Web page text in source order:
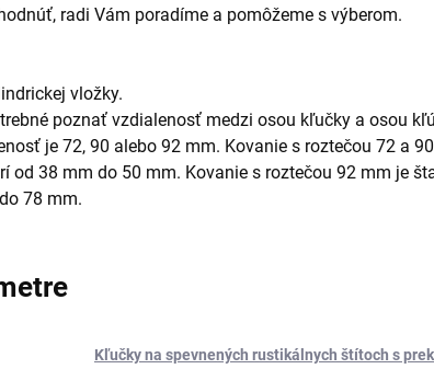
radi Vám poradíme a pomôžeme s výberom.
vložky.
poznať vzdialenosť medzi osou kľučky a osou
je 72, 90 alebo 92 mm. Kovanie s roztečou 72 a
od 38 mm do 50 mm. Kovanie s roztečou 92 mm je
78 mm.
Kľučky na spevnených rustikálnych štítoch s